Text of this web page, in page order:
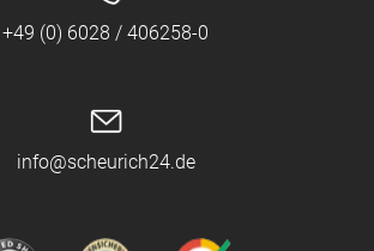
+49 (0) 6028 / 406258-0
info@scheurich24.de